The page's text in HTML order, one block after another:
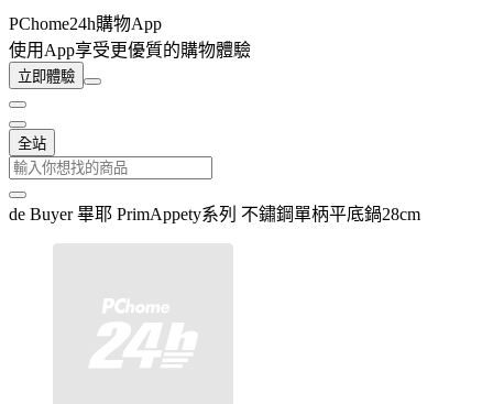
PChome24h購物App
使用App享受更優質的購物體驗
立即體驗
全站
de Buyer 畢耶 PrimAppety系列 不鏽鋼單柄平底鍋28cm